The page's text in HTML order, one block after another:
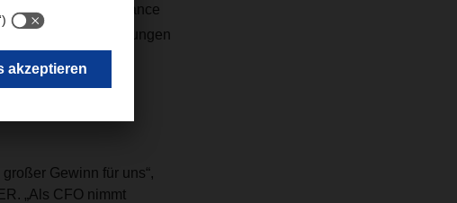
im Bereich Finance
Auslandserfahrungen
Gewinn für uns“,
„Als CFO nimmt